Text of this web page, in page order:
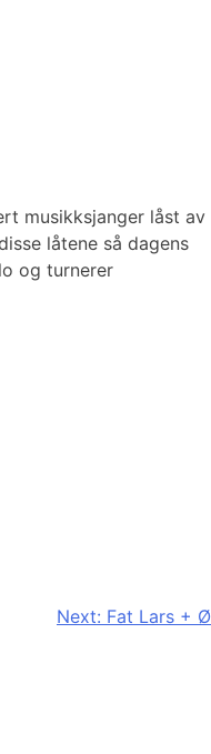
musikksjanger låst av
låtene så dagens
og turnerer
Next: Fat Lars + Ø